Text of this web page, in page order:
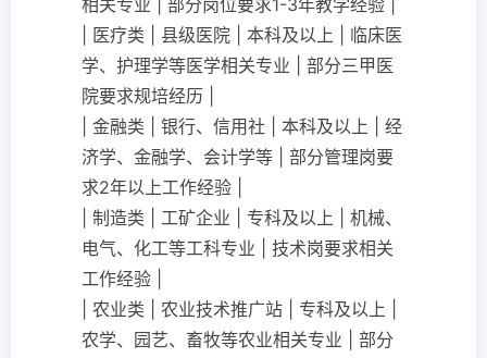
相关专业 | 部分岗位要求1-3年教学经验 |
| 医疗类 | 县级医院 | 本科及以上 | 临床医
学、护理学等医学相关专业 | 部分三甲医
院要求规培经历 |
| 金融类 | 银行、信用社 | 本科及以上 | 经
济学、金融学、会计学等 | 部分管理岗要
求2年以上工作经验 |
| 制造类 | 工矿企业 | 专科及以上 | 机械、
电气、化工等工科专业 | 技术岗要求相关
工作经验 |
| 农业类 | 农业技术推广站 | 专科及以上 |
农学、园艺、畜牧等农业相关专业 | 部分